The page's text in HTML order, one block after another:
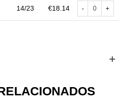
14/23 €18.14 - +